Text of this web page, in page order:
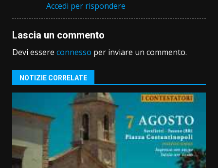
Accedi per rispondere
Lascia un commento
Devi essere connesso per inviare un commento.
NOTIZIE CORRELATE